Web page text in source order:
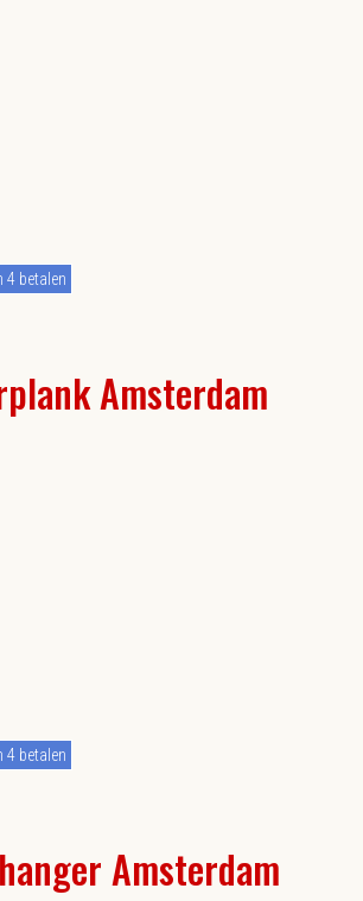
Amsterdam
4 betalen
Amsterdam
4 betalen